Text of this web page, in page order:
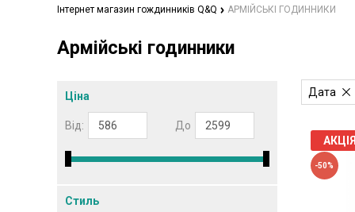
Інтернет магазин гождинників Q&Q АРМІЙСЬКІ ГОДИННИКИ
Армійські годинники
Ціна
Від: До
Стиль
Дата
АКЦІЯ
-50%